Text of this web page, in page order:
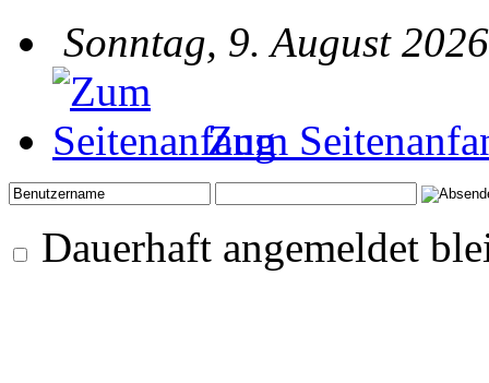
Sonntag, 9. August
Zum
Dauerhaft angemeldet